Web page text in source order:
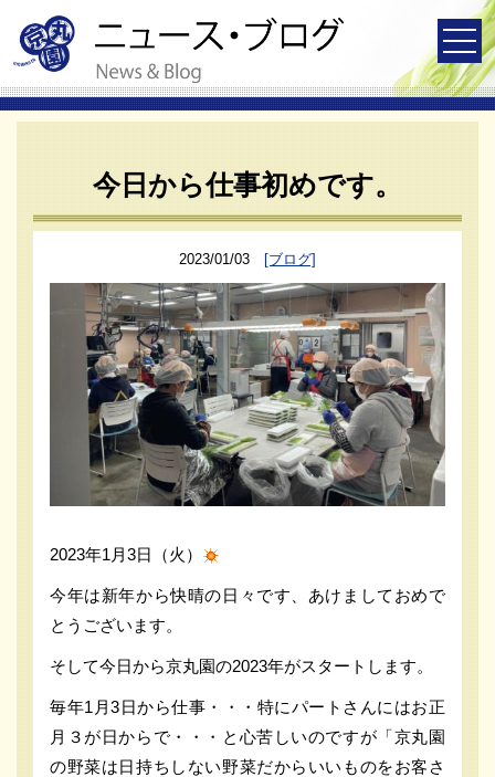
今日から仕事初めです。
2023/01/03 [ブログ]
2023年1月3日（火）
今年は新年から快晴の日々です、あけましておめで
とうございます。
そして今日から京丸園の2023年がスタートします。
毎年1月3日から仕事・・・特にパートさんにはお正
月３が日からで・・・と心苦しいのですが「京丸園
の野菜は日持ちしない野菜だからいいものをお客さ